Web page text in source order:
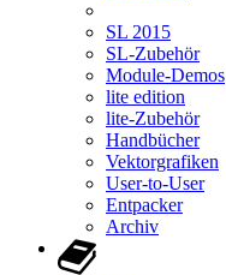
SL 2015
SL-Zubehör
Module-Demos
lite edition
lite-Zubehör
Handbücher
Vektorgrafiken
User-to-User
Entpacker
Archiv